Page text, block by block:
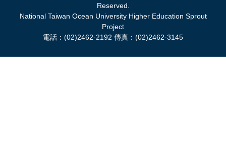
Reserved.
National Taiwan Ocean University Higher Education Sprout
Project
電話：(02)2462-2192 傳真：(02)2462-3145